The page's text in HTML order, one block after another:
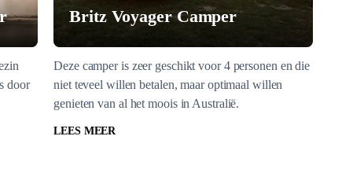
door
Britz Voyager Camper
Deze camper is zeer geschikt voor 4 personen en die
niet teveel willen betalen, maar optimaal willen
genieten van al het moois in Australië.
LEES MEER